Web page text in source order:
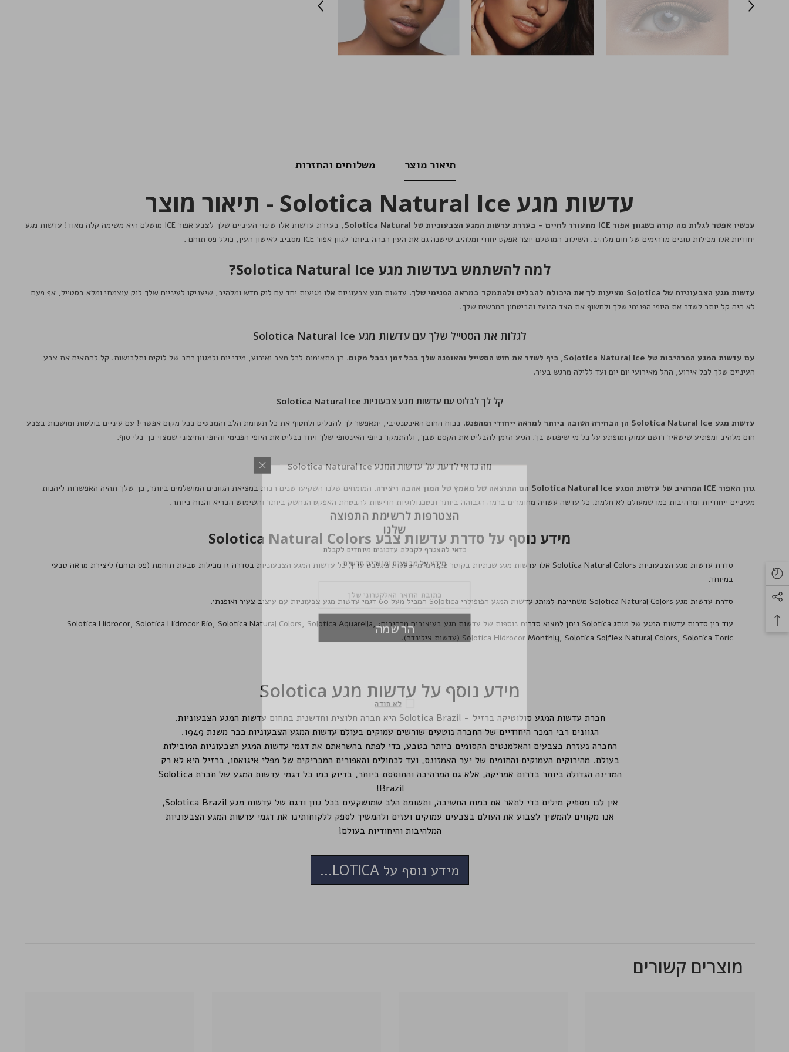
תיאור מוצר משלוחים והחזרות
עדשות מגע Solotica Natural Ice - תיאור מוצר
עכשיו אפשר לגלות מה קורה כשגוון אפור ICE מתעורר לחיים - בעזרת עדשות המגע הצבעוניות של Solotica Natural
, בעזרת עדשות אלו שינוי העיניים שלך לצבע אפור ICE מושלם היא משימה קלה מאוד! עדשות מגע
יחודיות אלו מכילות גוונים מדהימים של חום מלהיב. השילוב המושלם יוצר אפקט יחודי ומלהיב שישנה גם את העין הכהה ביותר לגוון אפור ICE מסביב לאישון העין, כולל פס תוחם .
למה להשתמש בעדשות מגע Solotica Natural Ice?
עדשות מגע הצבעוניות של Solotica מציעות לך את היכולת להבליט ולהתמקד במראה הפנימי שלך
. עדשות מגע צבעוניות אלו מגיעות יחד עם לוק חדש ומלהיב, שיעניקו לעיניים שלך לוק עוצמתי ומלא בסטייל, אף פעם
לא היה קל יותר לשדר את היופי הפנימי שלך ולחשוף את הצד הנועז והביטחון המרשים שלך.
לגלות את הסטייל שלך עם עדשות מגע Solotica Natural Ice
עם עדשות המגע המרהיבות של Solotica Natural Ice, כיף לשדר את חוש הסטייל והאופנה שלך בכל זמן ובכל מקום
. הן מתאימות לכל מצב ואירוע, מידי יום ולמגוון רחב של לוקים ותלבושות. קל להתאים את צבע
העיניים שלך לכל אירוע, החל מאירועי יום יום ועד ללילה מרגש בעיר.
קל לך לבלוט עם עדשות מגע צבעוניות Solotica Natural Ice
עדשות מגע Solotica Natural Ice הן הבחירה הטובה ביותר למראה ייחודי ומהפנט
. בכוח החום האינטנסיבי, יתאפשר לך להבליט ולחטוף את כל תשומת הלב והמבטים בכל מקום אפשרי! עם עיניים בולטות ומושכות בצבע
חום מלהיב ומפתיע שישאיר רושם עמוק ומופתע על כל מי שיפגוש בך. הגיע הזמן להבליט את הקסם שבך, ולהתמקד ביופי האינסופי שלך ויחד נבליט את היופי הפנימי והיופי החיצוני שמצוי בך בלי סוף.
מה כדאי לדעת על עדשות המגע Solotica Natural Ice
גוון האפור ICE המרהיב של עדשות המגע Solotica Natural Ice הם התוצאה של מאמץ של המון אהבה ויצירה
. המומחים שלנו השקיעו שנים רבות במציאת הגוונים המושלמים ביותר, כך שלך תהיה האפשרות ליהנות
מעיניים ייחודיות ומרהיבות כמו שמעולם לא חלמת. כל עדשה עשויה מחומרים ברמה הגבוהה ביותר ובטכנולוגיות חדישות להבטחת האפקט הנחשק ביותר והשימוש הבריא והנוח ביותר.
מידע נוסף על סדרת עדשות צבע Solotica Natural Colors
סדרת עדשות מגע הצבעוניות Solotica Natural Colors
אלו עדשות מגע שנתיות בקוטר 14.2 מ"מ ובעלות פיגמנט עדין, כל עדשות המגע הצבעוניות בסדרה זו מכילות טבעת תוחמת (פס תוחם) ליצירת מראה טבעי
במיוחד.
סדרת עדשות מגע Solotica Natural Colors משתייכת למותג עדשות המגע הפופולרי
המכיל מעל 60 דגמי עדשות מגע צבעוניות עם עיצוב צעיר ואופנתי.
עוד בין סדרות עדשות המגע של מותג Solotica ניתן למצוא סדרות נוספות של עדשות מגע בעיצובים מרהיבים: Solotica Hidrocor, Solotica Hidrocor Rio, Solotica Natural Colors, Solotica Aquarella,
Solotica Hidrocor Monthly, Solotica Solflex Natural Colors, Solotica Toric (עדשות צילינדר).
מידע נוסף על עדשות מגע Solotica
חברת עדשות המגע סולוטיקה ברזיל - Solotica Brazil היא חברה חלוצית וחדשנית בתחום עדשות המגע הצבעוניות.
הגוונים רבי המכר היחודיים של החברה נוטעים שורשים עמוקים בעולם עדשות המגע הצבעוניות כבר משנת 1949.
החברה נעזרת בצבעים והאלמנטים הקסומים ביותר בטבע, כדי לפתח בהשראתם את דגמי עדשות המגע הצבעוניות המובילות
בעולם. מהירוקים העמוקים והחומים של יער האמזונס, ועד לכחולים והאפורים המבריקים של מפלי איגואסו, ברזיל היא לא רק
המדינה הגדולה ביותר בדרום אמריקה, אלא גם המרהיבה והתוססת ביותר, בדיוק כמו כל דגמי עדשות המגע של חברת Solotica
Brazil!
אין לנו מספיק מילים כדי לתאר את כמות החשיבה, ותשומת הלב שמושקעים בכל גוון ודגם של עדשות מגע Solotica Brazil,
אנו מקווים להמשיך לצבוע את העולם בצבעים עמוקים ועזים ולהמשיך לספק ללקוחותינו את דגמי עדשות המגע הצבעוניות
המלהיבות והיחודיות בעולם!
מידע נוסף על SOLOTICA
מוצרים קשורים
כדאי להצטרף לקבלת עדכונים מיוחדים לקבלת
מידע על מבצעים ומוצרים חדשים
הרשמה